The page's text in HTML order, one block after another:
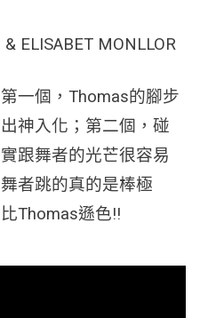
ELISABET MONLLOR
一個，Thomas的腳步
神入化；第二個，碰
跟舞者的光芒很容易
者跳的真的是棒極
Thomas遜色!!